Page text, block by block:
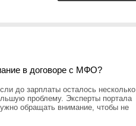
в договоре с МФО?
до зарплаты осталось несколько
проблему. Эксперты портала
обращать внимание, чтобы не